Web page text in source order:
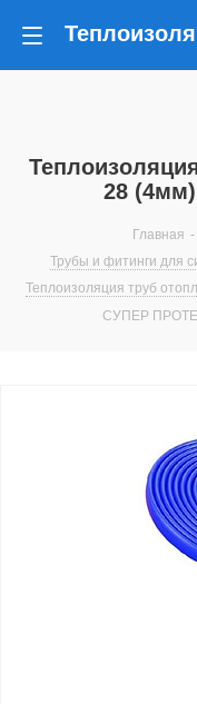
28
Главная -
Трубы и фитинги для
Теплоизоляция труб
СУПЕР